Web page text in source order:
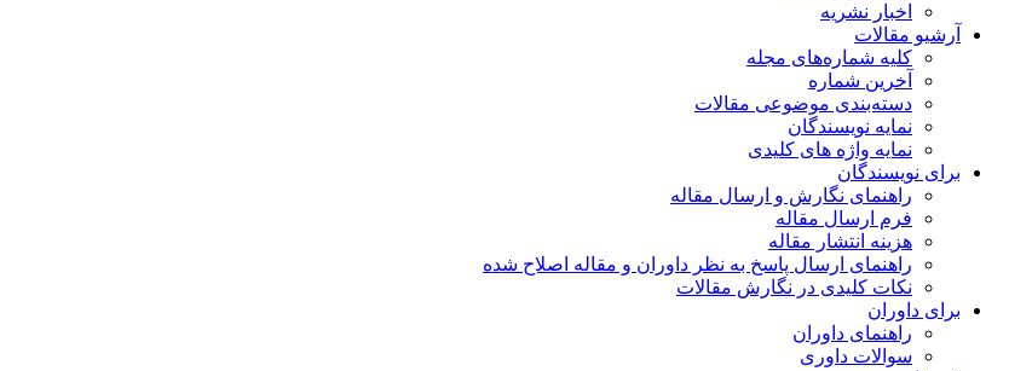
اخبار نشریه
آرشیو مقالات
کلیه شماره‌های مجله
آخرین شماره
دسته‌بندی موضوعی مقالات
نمایه نویسندگان
نمایه واژه های کلیدی
برای نویسندگان
راهنمای نگارش و ارسال مقاله
فرم ارسال مقاله
هزینه انتشار مقاله
راهنمای ارسال پاسخ به نظر داوران و مقاله اصلاح شده
نکات کلیدی در نگارش مقالات
برای داوران
راهنمای داوران
سوالات داوری